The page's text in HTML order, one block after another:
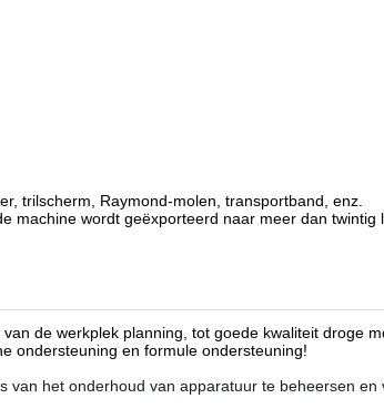
trilscherm, Raymond-molen, transportband, enz.
machine wordt geëxporteerd naar meer dan twintig
de werkplek planning, tot goede kwaliteit droge
ondersteuning en formule ondersteuning!
het onderhoud van apparatuur te beheersen en